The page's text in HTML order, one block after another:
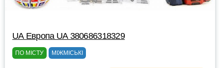
UА Европа UА 380686318329
ПО МІСТУ МІЖМІСЬКІ